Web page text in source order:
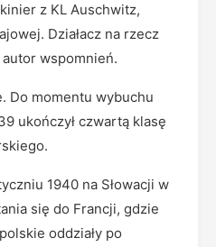
z KL Auschwitz,
Działacz na rzecz
wspomnień.
Do momentu wybuchu
ukończył czwartą klasę
1940 na Słowacji w
się do Francji, gdzie
oddziały po